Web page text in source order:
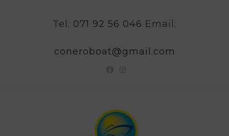
Tel: 071 92 56 046 Email:
coneroboat@gmail.com